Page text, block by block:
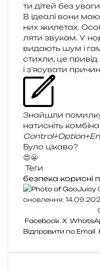
ти дітей без
В іде­а­лі вони
них жиле­тах.
ля­ти зву­кам. У
вида­ють шум і
сти­хли, це
і з’я­су­ва­ти
Знайшли
нати­сніть
Було цікаво?
😍😬
Теги
безпека корисні
оновлення:
Facebook X
Відправити по Email